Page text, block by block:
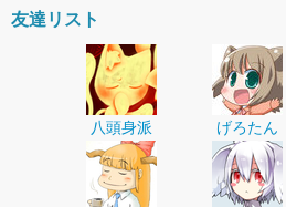
友達リスト
八頭身派 げろたん